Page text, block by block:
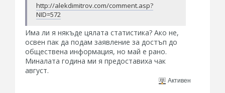
http://alekdimitrov.com/comment.asp?
NID=572
Има ли я някъде цялата статистика? Ако не,
освен пак да подам заявление за достъп до
обществена информация, но май е рано.
Миналата година ми я предоставиха чак
август.
Активен